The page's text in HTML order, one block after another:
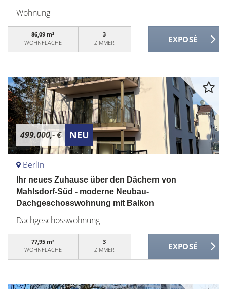
Wohnung
86,09 m²
WOHNFLÄCHE
3
ZIMMER
499.000,- € NEU
Berlin
Ihr neues Zuhause über den Dächern von
Mahlsdorf-Süd - moderne Neubau-
Dachgeschosswohnung mit Balkon
Dachgeschosswohnung
77,95 m²
WOHNFLÄCHE
3
ZIMMER